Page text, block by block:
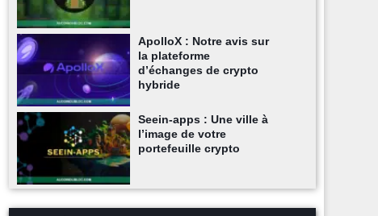
ApolloX : Notre avis sur
la plateforme
d’échanges de crypto
hybride
Seein-apps : Une ville à
l’image de votre
portefeuille crypto